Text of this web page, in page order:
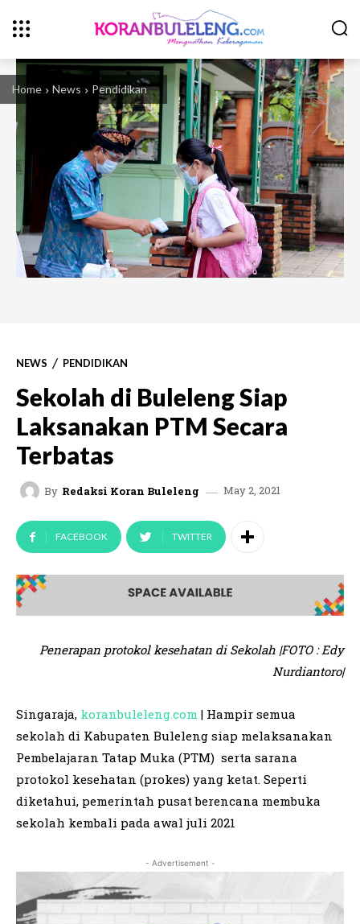
Home News Pendidikan
NEWS PENDIDIKAN
Sekolah di Buleleng Siap
Laksanakan PTM Secara
Terbatas
By Redaksi Koran Buleleng May 2, 2021
FACEBOOK TWITTER
Penerapan protokol kesehatan di Sekolah |FOTO : Edy
Nurdiantoro|
Singaraja, koranbuleleng.com | Hampir semua
sekolah di Kabupaten Buleleng siap melaksanakan
Pembelajaran Tatap Muka (PTM) serta sarana
protokol kesehatan (prokes) yang ketat. Seperti
diketahui, pemerintah pusat berencana membuka
sekolah kembali pada awal juli 2021
- Advertisement -